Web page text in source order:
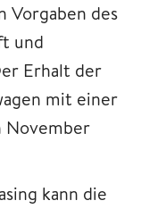
Vorgaben des
und
Erhalt der
mit einer
November
kann die